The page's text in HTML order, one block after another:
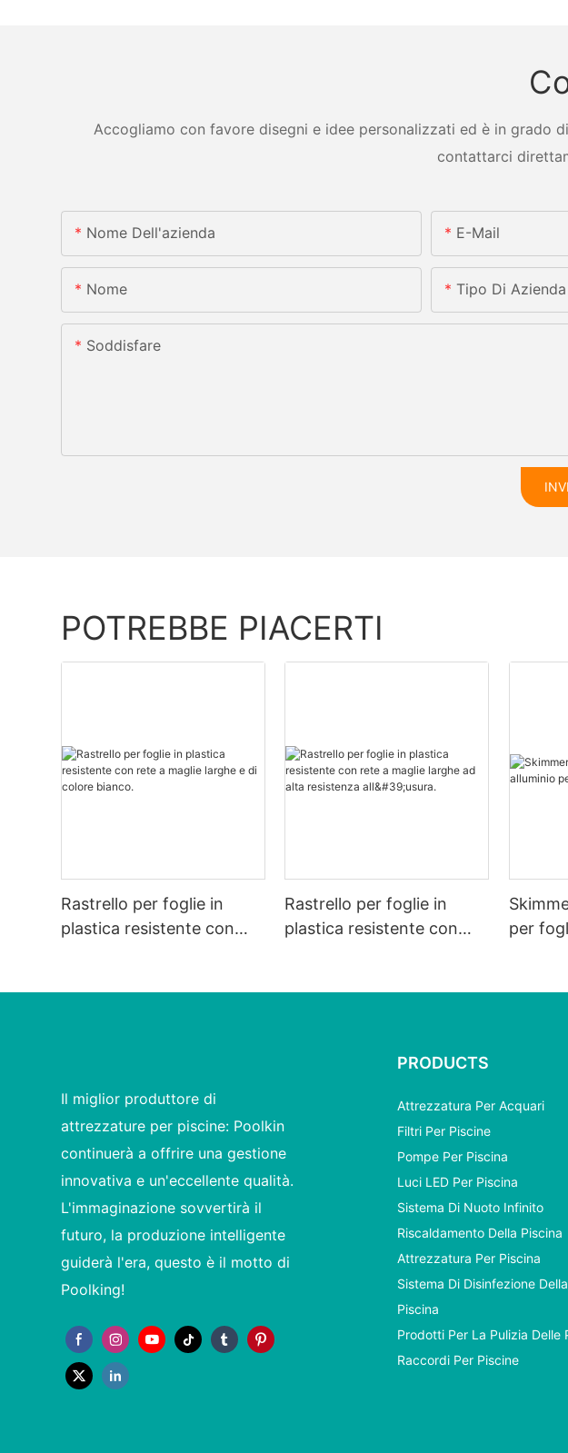
Accogliamo con favore disegni e idee personalizzati ed è in grado
contattarci
Nome Dell'azienda E-Mail
Nome Tipo Di Azienda
Soddisfare
POTREBBE PIACERTI
Rastrello per foglie in
plastica resistente con
Rastrello per foglie in
plastica resistente con
per
Il miglior produttore di
attrezzature per piscine: Poolkin
continuerà a offrire una gestione
innovativa e un'eccellente qualità.
L'immaginazione sovvertirà il
futuro, la produzione intelligente
guiderà l'era, questo è il motto di
Poolking!
PRODUCTS
Attrezzatura Per Acquari
Filtri Per Piscine
Pompe Per Piscina
Luci LED Per Piscina
Sistema Di Nuoto Infinito
Riscaldamento Della Piscina
Attrezzatura Per Piscina
Sistema Di Disinfezione Della
Piscina
Prodotti Per La Pulizia Delle
Raccordi Per Piscine